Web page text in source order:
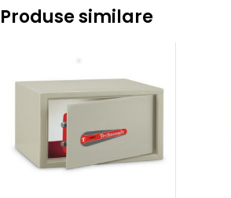
Produse similare